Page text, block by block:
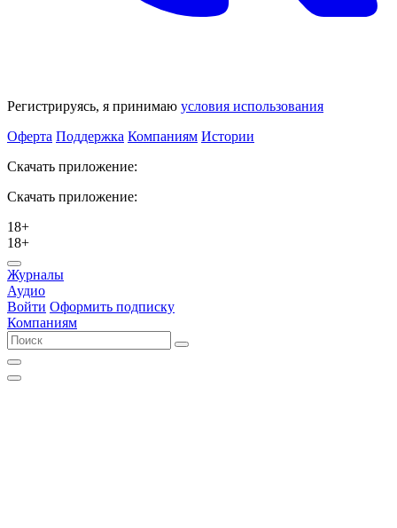
Регистрируясь, я принимаю условия использования
Оферта Поддержка Компаниям Истории
Скачать приложение:
Скачать приложение:
18+
18+
Журналы
Аудио
Войти Оформить подписку
Компаниям